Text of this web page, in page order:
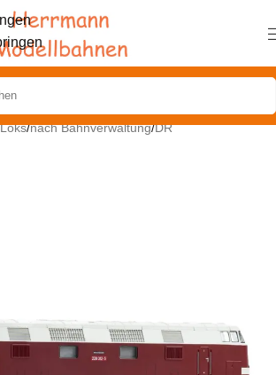
Loks/nach Bahnverwaltung/DR